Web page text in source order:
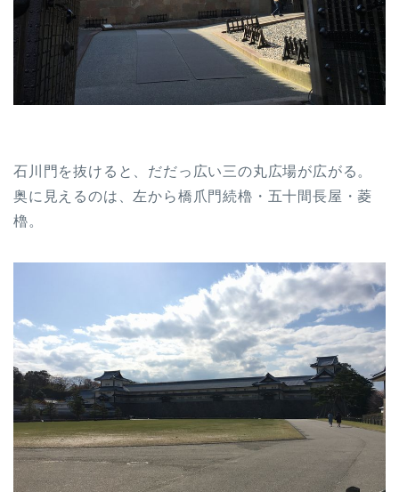
石川門を抜けると、だだっ広い三の丸広場が広がる。
奥に見えるのは、左から橋爪門続櫓・五十間長屋・菱
櫓。